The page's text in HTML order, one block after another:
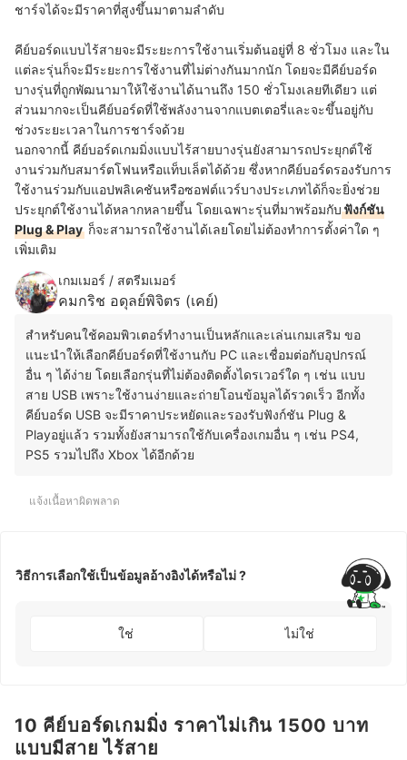
ชาร์จได้จะมีราคาที่สูงขึ้นมาตามลำดับ
คีย์บอร์ดแบบไร้สายจะมีระยะการใช้งานเริ่มต้นอยู่ที่ 8 ชั่วโมง และใน
แต่ละรุ่นก็จะมีระยะการใช้งานที่ไม่ต่างกันมากนัก โดยจะมีคีย์บอร์ด
บางรุ่นที่ถูกพัฒนามาให้ใช้งานได้นานถึง 150 ชั่วโมงเลยทีเดียว แต่
ส่วนมากจะเป็นคีย์บอร์ดที่ใช้พลังงานจากแบตเตอรี่และจะขึ้นอยู่กับ
ช่วงระยะเวลาในการชาร์จด้วย
นอกจากนี้ คีย์บอร์ดเกมมิ่งแบบไร้สายบางรุ่นยังสามารถประยุกต์ใช้
งานร่วมกับสมาร์ตโฟนหรือแท็บเล็ตได้ด้วย ซึ่งหากคีย์บอร์ดรองรับการ
ใช้งานร่วมกับแอปพลิเคชันหรือซอฟต์แวร์บางประเภทได้ก็จะยิ่งช่วย
ประยุกต์ใช้งานได้หลากหลายขึ้น โดยเฉพาะรุ่นที่มาพร้อมกับฟังก์ชัน
Plug & Play ก็จะสามารถใช้งานได้เลยโดยไม่ต้องทำการตั้งค่าใด ๆ
เพิ่มเติม
เกมเมอร์ / สตรีมเมอร์
คมกริช อดุลย์พิจิตร (เคย์)
สำหรับคนใช้คอมพิวเตอร์ทำงานเป็นหลักและเล่นเกมเสริม ขอ
แนะนำให้เลือกคีย์บอร์ดที่ใช้งานกับ PC และเชื่อมต่อกับอุปกรณ์
อื่น ๆ ได้ง่าย โดยเลือกรุ่นที่ไม่ต้องติดตั้งไดรเวอร์ใด ๆ เช่น แบบ
สาย USB เพราะใช้งานง่ายและถ่ายโอนข้อมูลได้รวดเร็ว อีกทั้ง
คีย์บอร์ด USB จะมีราคาประหยัดและรองรับฟังก์ชัน Plug &
Playอยู่แล้ว รวมทั้งยังสามารถใช้กับเครื่องเกมอื่น ๆ เช่น PS4,
PS5 รวมไปถึง Xbox ได้อีกด้วย
แจ้งเนื้อหาผิดพลาด
วิธีการเลือกใช้เป็นข้อมูลอ้างอิงได้หรือไม่ ?
ใช่ ไม่ใช่
10 คีย์บอร์ดเกมมิ่ง ราคาไม่เกิน 1500 บาท
แบบมีสาย ไร้สาย